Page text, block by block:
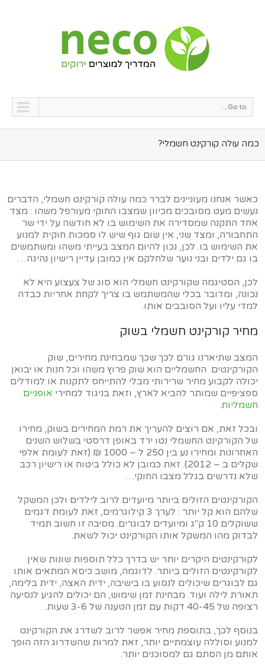
Go to...
כמה עולה קורקינט חשמלי?
כאשר אנחנו מעוניינים לברר כמה עולה קורקינט חשמלי, הדברים
נעשים מעט מסובכים מכיוון שמצבו החוקי מעורפל משהו : מצד
אחד התקנה שמסדירה את השימוש בו לא חודשה על ידי שר
התחבורה, ומצד שני, אין שום גוף שיש לו סמכות חוקית למנוע
את השימוש בו. לכן, נכון להיום המצב בעייתי משהו ומשתמשים
בו גם ילדים ובני נוער שלחלקם אין כמובן עדיין רישיון נהיגה…
לכן, הסטיגמה שקורקינט חשמלי הוא סוג של צעצוע היא לא
נכונה, ומדובר בכלי שהמשתמש בו צריך לקחת אחריות כבדה
למדי עליו ועל הסובבים אותו.
מחיר קורקינט חשמלי בשוק
המצב שתיארנו גורם לכך שכך שמבחינת מחירים, שוק
הקורקינטים החשמליים הוא שוק פרוץ משהו וכל חנות או יבואן
יכולה לקבוע מחיר שרירותי מבלי להתייחס לתקנות או למודלים
ספציפיים שמותר להביא לארץ, וזאת בניגוד למחירי אופניים
חשמליות.
ובכל זאת, אם רוצים להעריך את רמת המחירים בשוק, מחירו
של הקורקינט החשמלי נטו ירד באופן דרסטי בשלוש השנים
האחרונות ומחירו נע בין 250 ל – 1000 ₪ (זאת לעומת אלפי
שקלים ב – 2012). זאת כמובן לא כולל ביטוח או רישיון רכב
שלא נדרשים בגלל מצבו החוקי…
הקורקינטים הזולים ביותר מיועדים לרוב לילדים ולכן המשקל
שלהם הוא קל יותר : לערך 3 קילוגרמים, זאת לעומת דגמים
ששוקלים 10 ק"ג ומיועדים לבוגרים. מסיבה זו חשוב תמיד
לבדוק מהו המשקל אותו הקורקינט יכול לשאת.
לקורקינטים היקרים יותר יש בדרך כלל תוספות שונות שאין
לקורקינטים הזולים ביותר. לדוגמה, מושב כיסא המתאים אותו
גם לבוגרים שיכולים לנסוע בו בישיבה, ידית האצה, ידית בלימה,
תאורת לילה ועוד. מבחינת זמן שימוש, הם יכולים להגיע לנסיעה
רצופה של 40-45 דקות עם זמן הטענה של 3-6 שעות.
בנוסף לכך, בתוספת מחיר אפשר לרוב לשדרג את הקורקינט
למנוע וסוללה עוצמתיים יותר, זאת למרות שהשדרוג הזה הופך
אותם מן הסתם גם למסוכנים יותר.